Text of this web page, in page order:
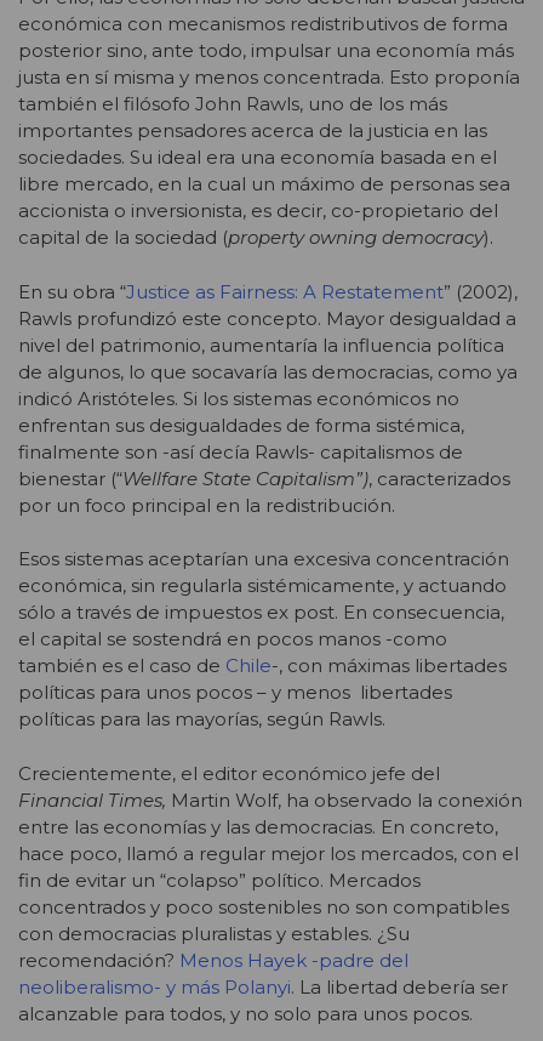
económica con mecanismos redistributivos de forma
posterior sino, ante todo, impulsar una economía más
justa en sí misma y menos concentrada. Esto proponía
también el filósofo John Rawls, uno de los más
importantes pensadores acerca de la justicia en las
sociedades. Su ideal era una economía basada en el
libre mercado, en la cual un máximo de personas sea
accionista o inversionista, es decir, co-propietario del
capital de la sociedad (property owning democracy).
En su obra “Justice as Fairness: A Restatement” (2002),
Rawls profundizó este concepto. Mayor desigualdad a
nivel del patrimonio, aumentaría la influencia política
de algunos, lo que socavaría las democracias, como ya
indicó Aristóteles. Si los sistemas económicos no
enfrentan sus desigualdades de forma sistémica,
finalmente son -así decía Rawls- capitalismos de
bienestar (“Wellfare State Capitalism”), caracterizados
por un foco principal en la redistribución.
Esos sistemas aceptarían una excesiva concentración
económica, sin regularla sistémicamente, y actuando
sólo a través de impuestos ex post. En consecuencia,
el capital se sostendrá en pocos manos -como
también es el caso de Chile-, con máximas libertades
políticas para unos pocos – y menos libertades
políticas para las mayorías, según Rawls.
Crecientemente, el editor económico jefe del
Financial Times, Martin Wolf, ha observado la conexión
entre las economías y las democracias. En concreto,
hace poco, llamó a regular mejor los mercados, con el
fin de evitar un “colapso” político. Mercados
concentrados y poco sostenibles no son compatibles
con democracias pluralistas y estables. ¿Su
recomendación? Menos Hayek -padre del
neoliberalismo- y más Polanyi. La libertad debería ser
alcanzable para todos, y no solo para unos pocos.